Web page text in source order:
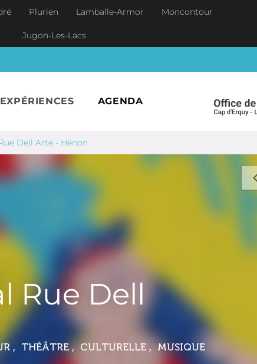
Plurien Lamballe-Armor Moncontour
Jugon-Les-Lacs
EXPÉRIENCES AGENDA
Dell Arte - Hénon
Rue Dell
, THÉÂTRE , CULTURELLE , MUSIQUE